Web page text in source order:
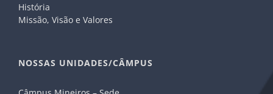
História
Missão, Visão e Valores
NOSSAS UNIDADES/CÂMPUS